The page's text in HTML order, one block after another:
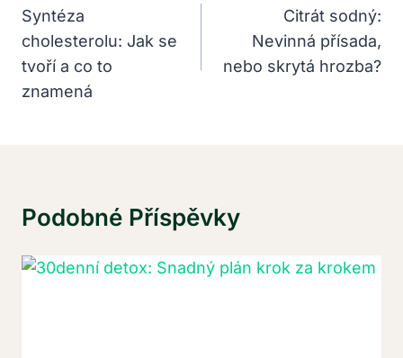
Pro
Příspěvek
Syntéza
cholesterolu: Jak se
tvoří a co to
znamená
Citrát sodný:
Nevinná přísada,
nebo skrytá hrozba?
Podobné Příspěvky